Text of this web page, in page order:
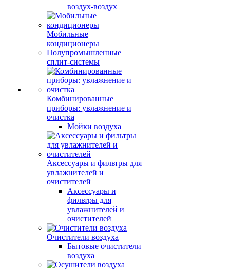
воздух-воздух
Мобильные
кондиционеры
Полупромышленные
сплит-системы
Комбинированные
приборы: увлажнение и
очистка
Мойки воздуха
Аксессуары и фильтры для
увлажнителей и
очистителей
Аксессуары и
фильтры для
увлажнителей и
очистителей
Очистители воздуха
Бытовые очистители
воздуха